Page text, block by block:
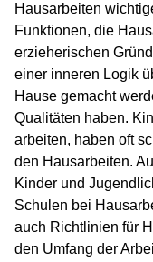
Hausarbeiten
Funktionen, die
erzieherischen
einer inneren Logik
Hause gemacht
Qualitäten haben.
arbeiten, haben oft
den Hausarbeiten.
Kinder und
Schulen bei
auch Richtlinien für
den Umfang der